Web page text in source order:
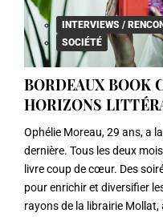
INTERVIEWS /
SOCIÉTÉ
BORDEAUX BOOK
HORIZONS
Ophélie Moreau, 29 ans, a
dernière. Tous les deux
livre coup de cœur. Des
pour enrichir et diversifier
rayons de la librairie Mollat,